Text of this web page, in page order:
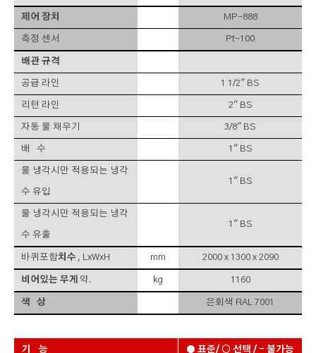
제어 장치
측정 센서
배관 규격
공급 라인
리턴 라인
자동 물 채우기
배 수
물 냉각시만 적용되는 냉각
수 유입
물 냉각시만 적용되는 냉각
수 유출
바퀴포함치수 , LxWxH
비어있는 무게 약.
색 상
mm
kg
MP-888
Pt-100
1 1/2" BS
2" BS
3/8" BS
1" BS
1" BS
1" BS
2000 x 1300 x 2090
1160
은회색 RAL 7001
기 능 ● 표준/ ○ 선택 / – 불가능